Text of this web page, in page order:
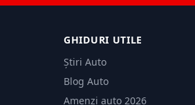
GHIDURI UTILE
Știri Auto
Blog Auto
Amenzi auto 2026